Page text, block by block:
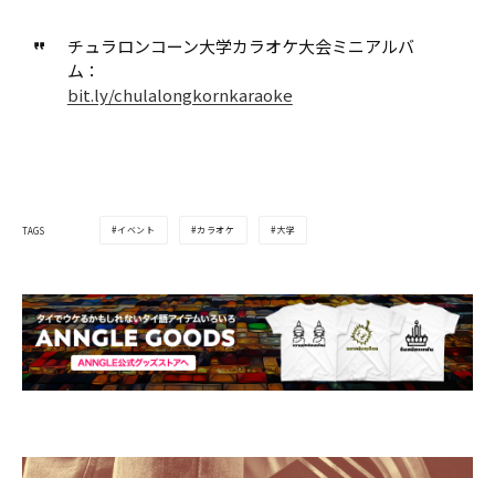
チュラロンコーン大学カラオケ大会ミニアルバ
ム：
bit.ly/chulalongkornkaraoke
TAGS イベント カラオケ 大学